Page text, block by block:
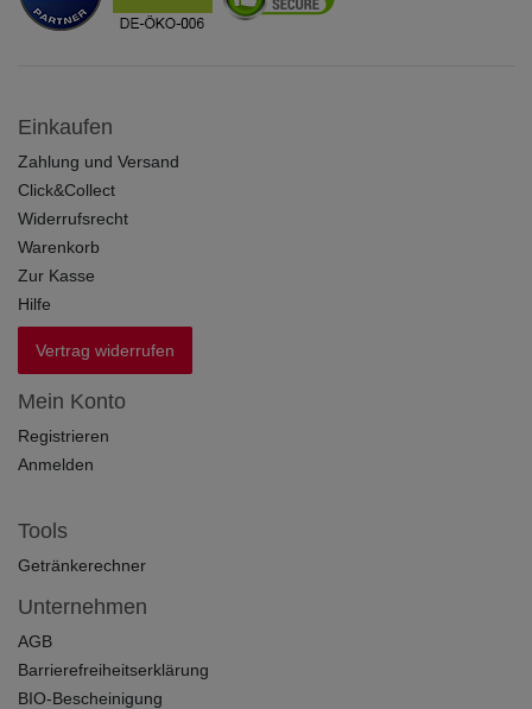
Einkaufen
Zahlung und Versand
Click&Collect
Widerrufsrecht
Warenkorb
Zur Kasse
Hilfe
Vertrag widerrufen
Mein Konto
Registrieren
Anmelden
Tools
Getränkerechner
Unternehmen
AGB
Barrierefreiheitserklärung
BIO-Bescheinigung